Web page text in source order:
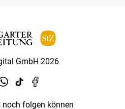
GmbH 2026
noch folgen können